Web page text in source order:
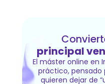
principal
El máster online en
práctico, pensado
quieren dejar de